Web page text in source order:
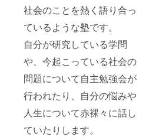
社会のことを熱く語り合っ
ているような塾です。
自分が研究している学問
や、今起こっている社会の
問題について自主勉強会が
行われたり、自分の悩みや
人生について赤裸々に話し
ていたりします。